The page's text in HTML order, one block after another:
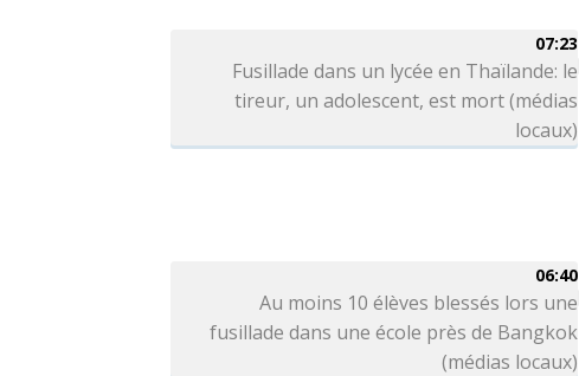
07:23
Fusillade dans un lycée en Thaïlande: le
tireur, un adolescent, est mort (médias
locaux)
06:40
Au moins 10 élèves blessés lors une
fusillade dans une école près de Bangkok
(médias locaux)